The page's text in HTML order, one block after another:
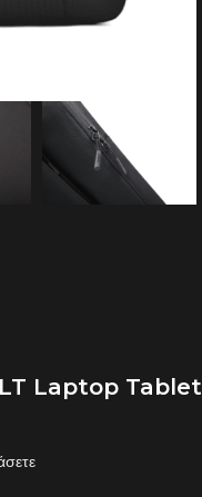
Laptop Tablet